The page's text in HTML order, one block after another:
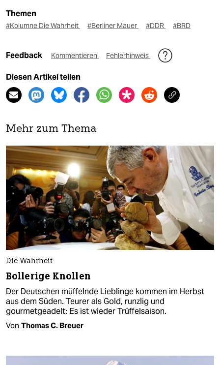
Themen
#Kolumne Die Wahrheit #Berliner Mauer #DDR #BRD
Feedback Kommentieren Fehlerhinweis
Diesen Artikel teilen
Mehr zum Thema
Die Wahrheit
Bollerige Knollen
Der Deutschen müffelnde Lieblinge kommen im Herbst
aus dem Süden. Teurer als Gold, runzlig und
gourmetgeadelt: Es ist wieder Trüffelsaison.
Von Thomas C. Breuer